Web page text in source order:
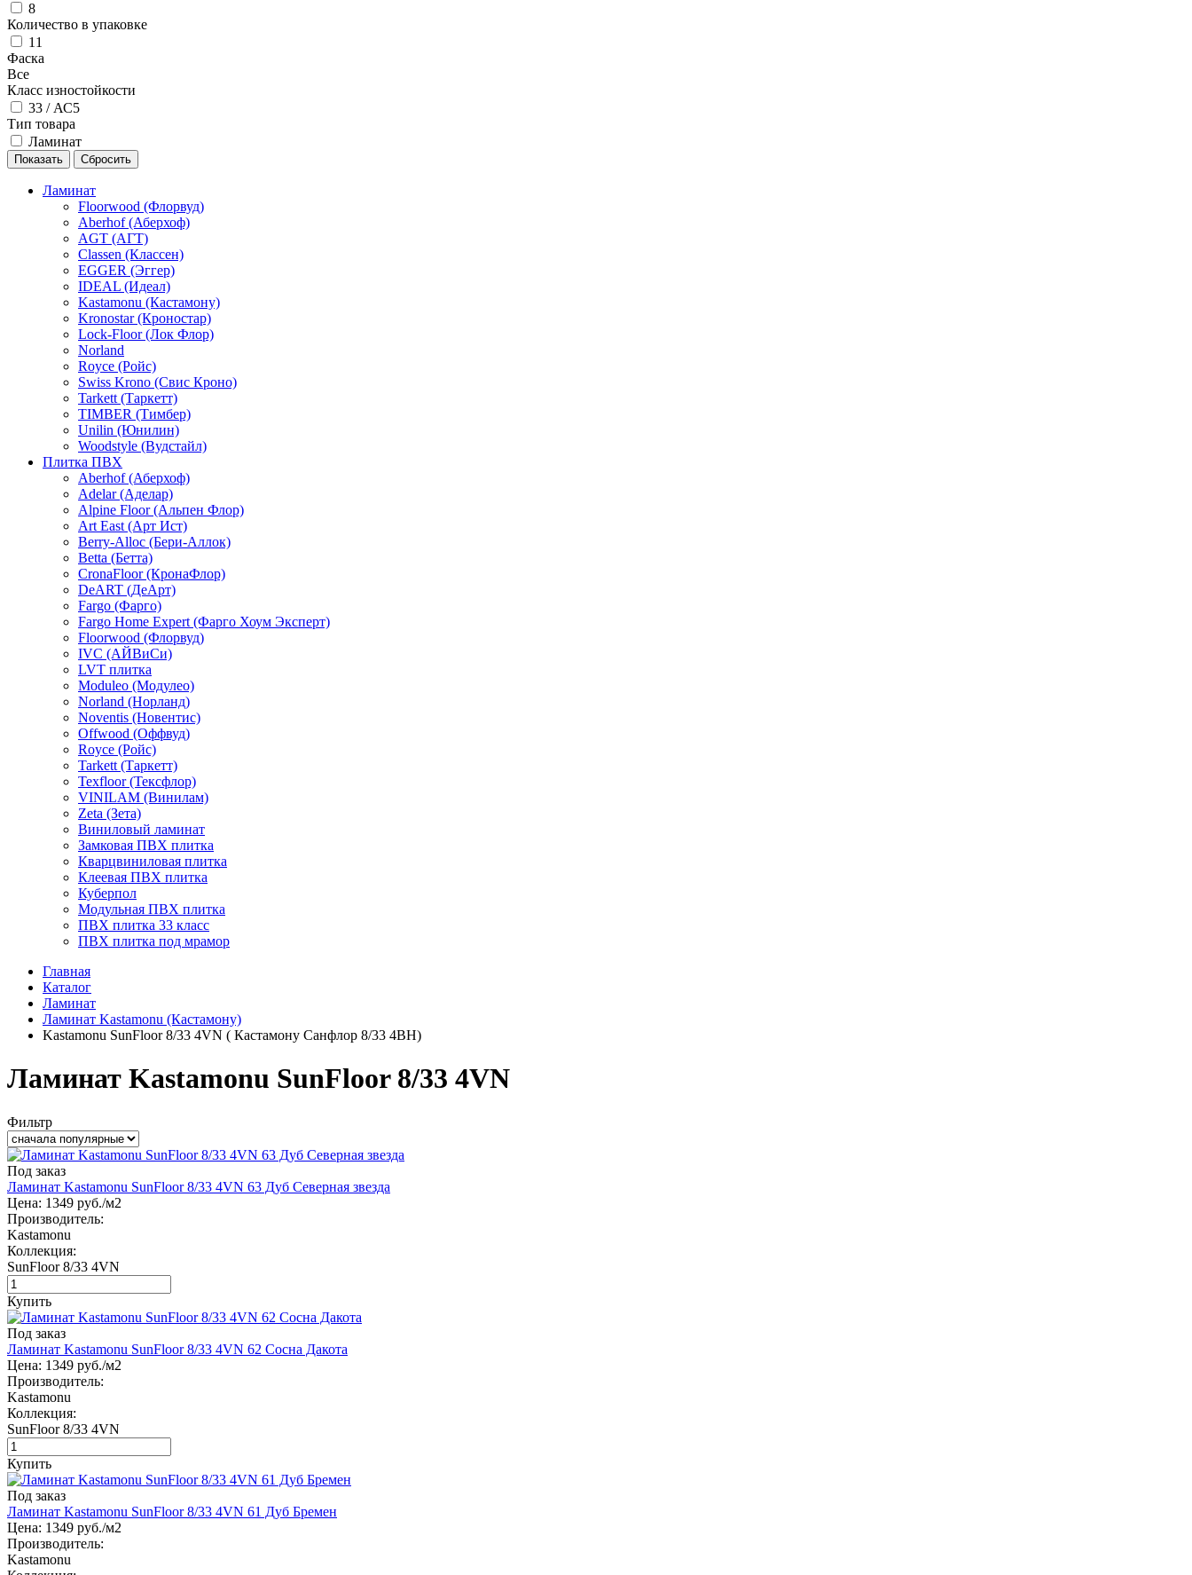
8
Количество в упаковке
11
Фаска
Все
Класс изностойкости
33 / АС5
Тип товара
Ламинат
Ламинат
Floorwood (Флорвуд)
Aberhof (Аберхоф)
AGT (АГТ)
Classen (Классен)
EGGER (Эггер)
IDEAL (Идеал)
Kastamonu (Кастамону)
Kronostar (Кроностар)
Lock-Floor (Лок Флор)
Norland
Royce (Ройс)
Swiss Krono (Свис Кроно)
Tarkett (Таркетт)
TIMBER (Тимбер)
Unilin (Юнилин)
Woodstyle (Вудстайл)
Плитка ПВХ
Aberhof (Аберхоф)
Adelar (Аделар)
Alpine Floor (Альпен Флор)
Art East (Арт Ист)
Berry-Alloc (Бери-Аллок)
Betta (Бетта)
CronaFloor (КронаФлор)
DeART (ДеАрт)
Fargo (Фарго)
Fargo Home Expert (Фарго Хоум Эксперт)
Floorwood (Флорвуд)
IVC (АЙВиСи)
LVT плитка
Moduleo (Модулео)
Norland (Норланд)
Noventis (Новентис)
Offwood (Оффвуд)
Royce (Ройс)
Tarkett (Таркетт)
Texfloor (Тексфлор)
VINILAM (Винилам)
Zeta (Зета)
Виниловый ламинат
Замковая ПВХ плитка
Кварцвиниловая плитка
Клеевая ПВХ плитка
Куберпол
Модульная ПВХ плитка
ПВХ плитка 33 класс
ПВХ плитка под мрамор
Главная
Каталог
Ламинат
Ламинат Kastamonu (Кастамону)
Kastamonu SunFloor 8/33 4VN ( Кастамону Санфлор 8/33 4ВН)
Ламинат Kastamonu SunFloor 8/33 4VN
Фильтр
Под заказ
Ламинат Kastamonu SunFloor 8/33 4VN 63 Дуб Северная звезда
Цена: 1349 руб./м2
Производитель:
Kastamonu
Коллекция:
SunFloor 8/33 4VN
Купить
Под заказ
Ламинат Kastamonu SunFloor 8/33 4VN 62 Сосна Дакота
Цена: 1349 руб./м2
Производитель:
Kastamonu
Коллекция:
SunFloor 8/33 4VN
Купить
Под заказ
Ламинат Kastamonu SunFloor 8/33 4VN 61 Дуб Бремен
Цена: 1349 руб./м2
Производитель:
Kastamonu